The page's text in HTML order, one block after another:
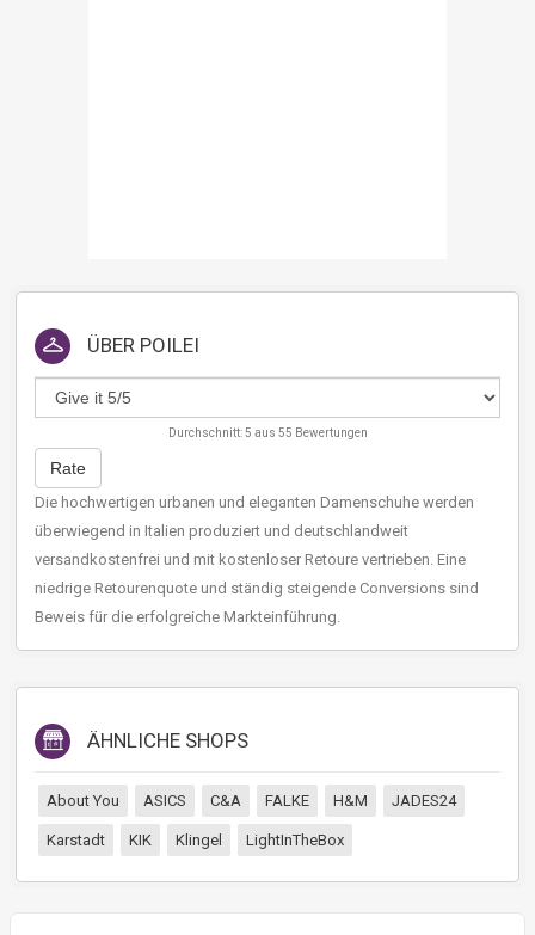
ÜBER POILEI
Durchschnitt:5 aus 55 Bewertungen
Rate
Die hochwertigen urbanen und eleganten Damenschuhe werden
überwiegend in Italien produziert und deutschlandweit
versandkostenfrei und mit kostenloser Retoure vertrieben. Eine
niedrige Retourenquote und ständig steigende Conversions sind
Beweis für die erfolgreiche Markteinführung.
ÄHNLICHE SHOPS
About You ASICS C&A FALKE H&M JADES24
Karstadt KIK Klingel LightInTheBox